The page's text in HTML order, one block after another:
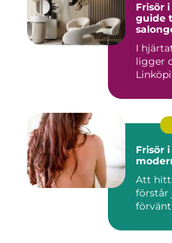
Frisör
guide
I
ligger
Frisör
Att
förstår